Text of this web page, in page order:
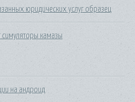
юридических услуг образец
симуляторы камазы
на андроид